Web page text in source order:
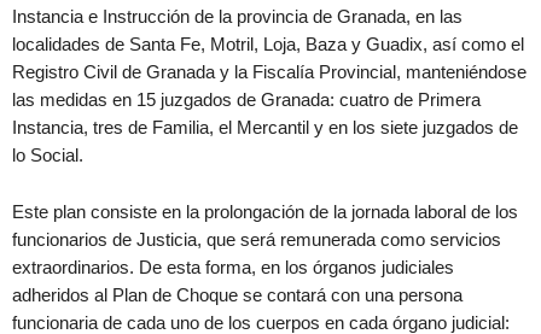
Instancia e Instrucción de la provincia de Granada, en las
localidades de Santa Fe, Motril, Loja, Baza y Guadix, así como el
Registro Civil de Granada y la Fiscalía Provincial, manteniéndose
las medidas en 15 juzgados de Granada: cuatro de Primera
Instancia, tres de Familia, el Mercantil y en los siete juzgados de
lo Social.
Este plan consiste en la prolongación de la jornada laboral de los
funcionarios de Justicia, que será remunerada como servicios
extraordinarios. De esta forma, en los órganos judiciales
adheridos al Plan de Choque se contará con una persona
funcionaria de cada uno de los cuerpos en cada órgano judicial: